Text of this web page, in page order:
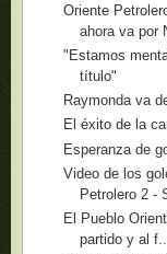
Oriente
ahora va por
"Estamos
título"
Raymonda va
El éxito de la
Esperanza de
Video de los
Petrolero 2 -
El Pueblo
partido y al